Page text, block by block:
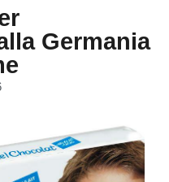
Germania